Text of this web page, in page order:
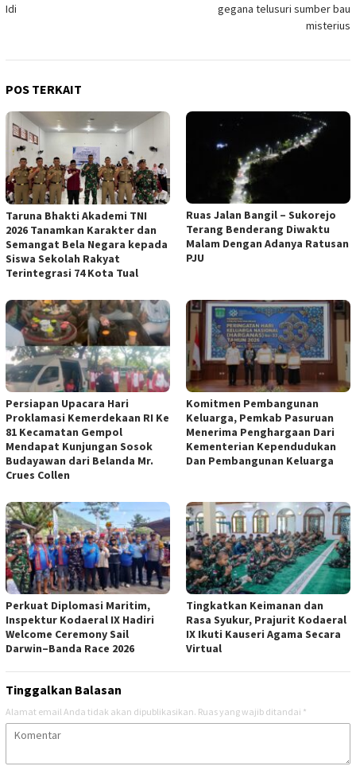
Idi
gegana telusuri sumber bau
misterius
POS TERKAIT
Taruna Bhakti Akademi TNI
2026 Tanamkan Karakter dan
Semangat Bela Negara kepada
Siswa Sekolah Rakyat
Terintegrasi 74 Kota Tual
Ruas Jalan Bangil – Sukorejo
Terang Benderang Diwaktu
Malam Dengan Adanya Ratusan
PJU
Persiapan Upacara Hari
Proklamasi Kemerdekaan RI Ke
81 Kecamatan Gempol
Mendapat Kunjungan Sosok
Budayawan dari Belanda Mr.
Crues Collen
Komitmen Pembangunan
Keluarga, Pemkab Pasuruan
Menerima Penghargaan Dari
Kementerian Kependudukan
Dan Pembangunan Keluarga
Perkuat Diplomasi Maritim,
Inspektur Kodaeral IX Hadiri
Welcome Ceremony Sail
Darwin–Banda Race 2026
Tingkatkan Keimanan dan
Rasa Syukur, Prajurit Kodaeral
IX Ikuti Kauseri Agama Secara
Virtual
Tinggalkan Balasan
Alamat email Anda tidak akan dipublikasikan. Ruas yang wajib ditandai *